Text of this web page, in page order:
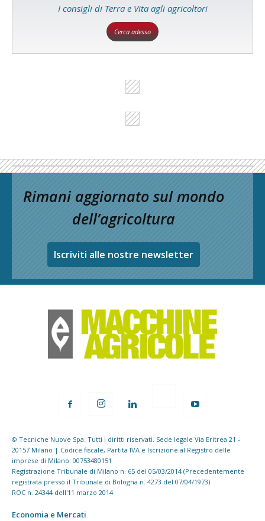
I consigli di Terra e Vita agli agricoltori
Cerca adesso
Rimani aggiornato sul mondo
dell’agricoltura
Iscriviti alle nostre newsletter
© Tecniche Nuove Spa. Tutti i diritti riservati. Sede legale Via Eritrea 21 -
20157 Milano | Codice fiscale, Partita IVA e Iscrizione al Registro delle
imprese di Milano: 00753480151
Registrazione Tribunale di Milano n. 65 del 05/03/2014 (Precedentemente
registrata presso il Tribunale di Bologna n. 4273 del 07/04/1973)
ROC n. 24344 dell'11 marzo 2014
Economia e Mercati